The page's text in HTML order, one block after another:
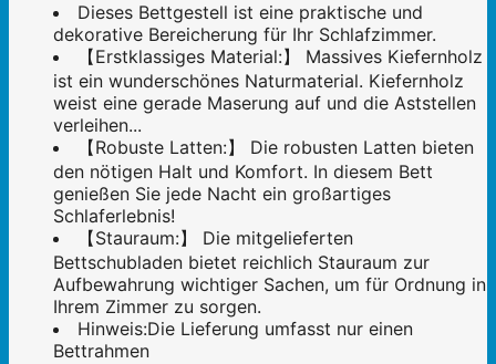
Dieses Bettgestell ist eine praktische und
dekorative Bereicherung für Ihr Schlafzimmer.
【Erstklassiges Material:】 Massives Kiefernholz
ist ein wunderschönes Naturmaterial. Kiefernholz
weist eine gerade Maserung auf und die Aststellen
verleihen...
【Robuste Latten:】 Die robusten Latten bieten
den nötigen Halt und Komfort. In diesem Bett
genießen Sie jede Nacht ein großartiges
Schlaferlebnis!
【Stauraum:】 Die mitgelieferten
Bettschubladen bietet reichlich Stauraum zur
Aufbewahrung wichtiger Sachen, um für Ordnung in
Ihrem Zimmer zu sorgen.
Hinweis:Die Lieferung umfasst nur einen
Bettrahmen